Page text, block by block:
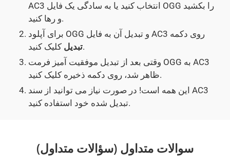
AC3 انتخاب کنید یا به سادگی یک فایل OGG را بکشید
و رها کنید.
برای آپلود OGG و تبدیل آن به فایل AC3 روی دکمه
تبدیلکلیک کنید.
وقتی بعد از تبدیل موفقیت آمیز فرمت OGG به AC3
ظاهر شد، روی دکمه ذخیره کلیک کنید.
این همه است! در صورت نیاز می توانید از سند AC3
تبدیل شده خود استفاده کنید.
سوالات متداول (سؤالات متداول)